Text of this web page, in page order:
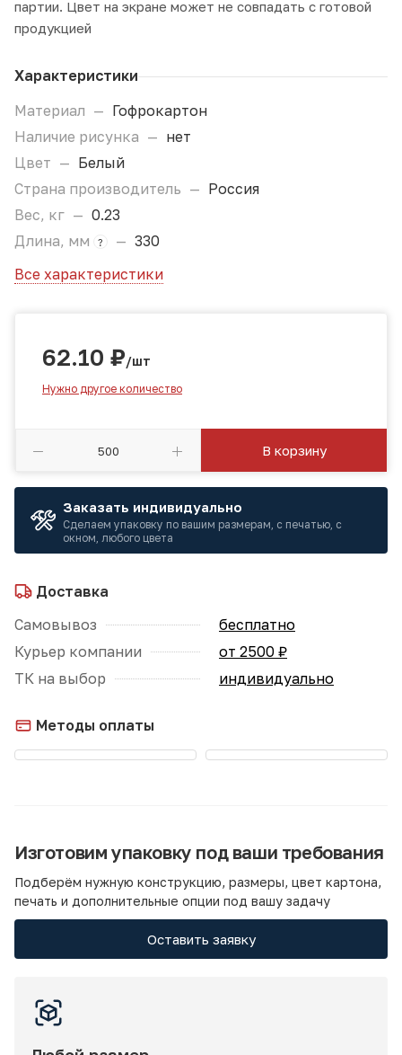
партии. Цвет на экране может не совпадать с готовой
продукцией
Характеристики
Материал — Гофрокартон
Наличие рисунка — нет
Цвет — Белый
Страна производитель — Россия
Вес, кг — 0.23
Длина, мм
? — 330
Все характеристики
62.10 ₽/шт
Нужно другое количество
В корзину
Заказать индивидуально
Сделаем упаковку по вашим размерам, с печатью, с
окном, любого цвета
Доставка
Самовывоз
бесплатно
Курьер компании
от 2500 ₽
ТК на выбор
индивидуально
Методы оплаты
Изготовим упаковку под ваши требования
Подберём нужную конструкцию, размеры, цвет картона,
печать и дополнительные опции под вашу задачу
Оставить заявку